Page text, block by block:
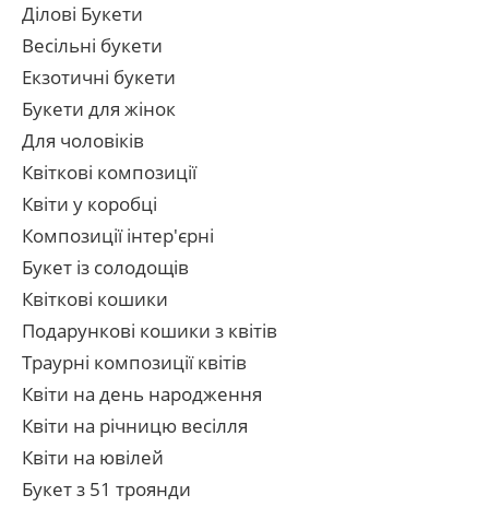
Ділові Букети
Весільні букети
Екзотичні букети
Букети для жінок
Для чоловіків
Квіткові композиції
Квіти у коробці
Композиції інтер'єрні
Букет із солодощів
Квіткові кошики
Подарункові кошики з квітів
Траурні композиції квітів
Квіти на день народження
Квіти на річницю весілля
Квіти на ювілей
Букет з 51 троянди